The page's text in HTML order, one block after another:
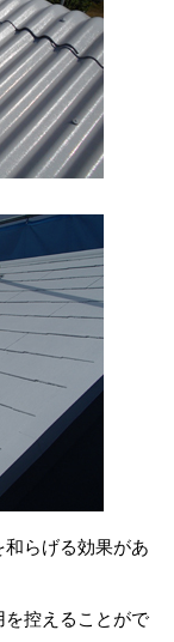
らげる効果があ
を控えることがで